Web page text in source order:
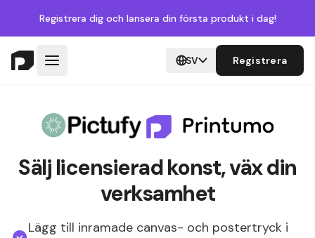
Registrera digoch lansera din första produkt i dag!
SV Registrera
Sälj licensierad konst, väx din
verksamhet
Lägg till inramade canvas- och postertryck i